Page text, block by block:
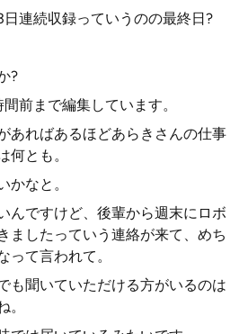
連続収録っていうのの最終日?
?
前まで編集しています。
あればあるほどあらきさんの仕事
何とも。
かなと。
んですけど、後輩から週末にロボ
ましたっていう連絡が来て、めち
って言われて。
も聞いていただける方がいるのは
。